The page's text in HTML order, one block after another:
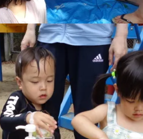
今日の幼稚園
教育と保育
美⽊多幼稚園の理想
園の1⽇
年間⾏事
預かり保育［ヒラソル ]